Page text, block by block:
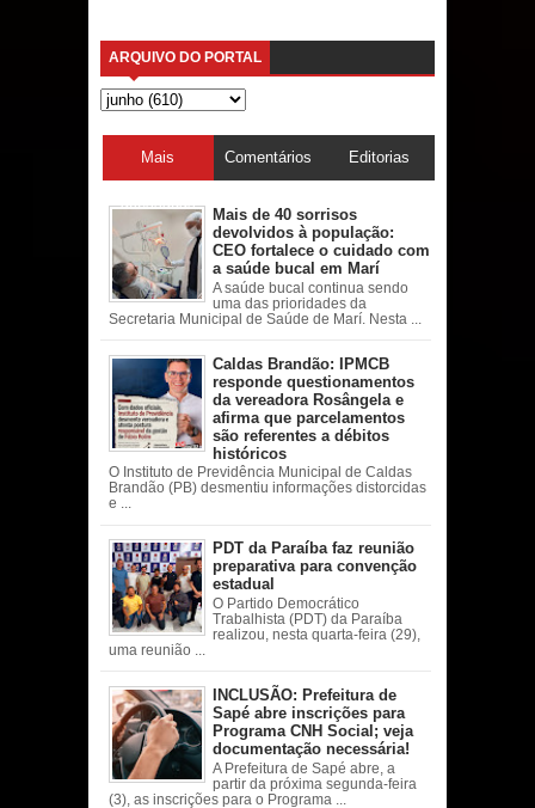
ARQUIVO DO PORTAL
Mais
acessadas
Comentários Editorias
Mais de 40 sorrisos
devolvidos à população:
CEO fortalece o cuidado com
a saúde bucal em Marí
A saúde bucal continua sendo
uma das prioridades da
Secretaria Municipal de Saúde de Marí. Nesta ...
Caldas Brandão: IPMCB
responde questionamentos
da vereadora Rosângela e
afirma que parcelamentos
são referentes a débitos
históricos
O Instituto de Previdência Municipal de Caldas
Brandão (PB) desmentiu informações distorcidas
e ...
PDT da Paraíba faz reunião
preparativa para convenção
estadual
O Partido Democrático
Trabalhista (PDT) da Paraíba
realizou, nesta quarta-feira (29),
uma reunião ...
INCLUSÃO: Prefeitura de
Sapé abre inscrições para
Programa CNH Social; veja
documentação necessária!
A Prefeitura de Sapé abre, a
partir da próxima segunda-feira
(3), as inscrições para o Programa ...